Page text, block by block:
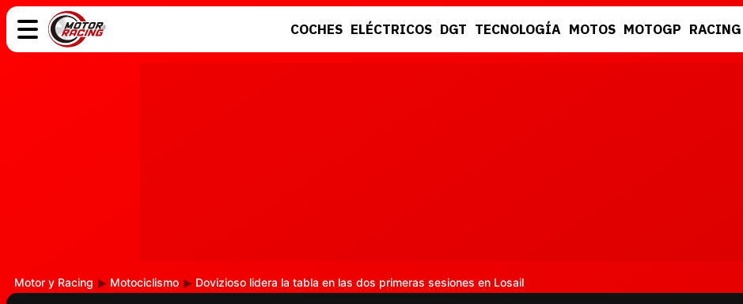
COCHES ELÉCTRICOS DGT TECNOLOGÍA MOTOS MOTOGP RACING
Motor y Racing Motociclismo Dovizioso lidera la tabla en las dos primeras sesiones en Losail